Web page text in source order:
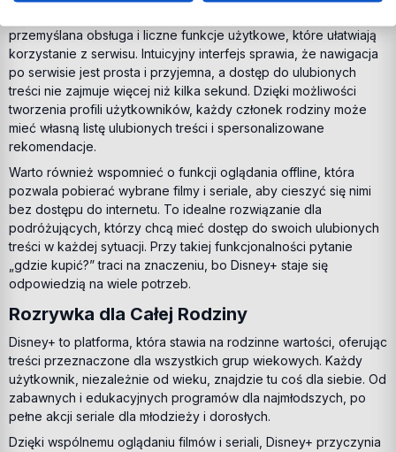
przemyślana obsługa i liczne funkcje użytkowe, które ułatwiają
korzystanie z serwisu. Intuicyjny interfejs sprawia, że nawigacja
po serwisie jest prosta i przyjemna, a dostęp do ulubionych
treści nie zajmuje więcej niż kilka sekund. Dzięki możliwości
tworzenia profili użytkowników, każdy członek rodziny może
mieć własną listę ulubionych treści i spersonalizowane
rekomendacje.
Warto również wspomnieć o funkcji oglądania offline, która
pozwala pobierać wybrane filmy i seriale, aby cieszyć się nimi
bez dostępu do internetu. To idealne rozwiązanie dla
podróżujących, którzy chcą mieć dostęp do swoich ulubionych
treści w każdej sytuacji. Przy takiej funkcjonalności pytanie
„gdzie kupić?” traci na znaczeniu, bo Disney+ staje się
odpowiedzią na wiele potrzeb.
Rozrywka dla Całej Rodziny
Disney+ to platforma, która stawia na rodzinne wartości, oferując
treści przeznaczone dla wszystkich grup wiekowych. Każdy
użytkownik, niezależnie od wieku, znajdzie tu coś dla siebie. Od
zabawnych i edukacyjnych programów dla najmłodszych, po
pełne akcji seriale dla młodzieży i dorosłych.
Dzięki wspólnemu oglądaniu filmów i seriali, Disney+ przyczynia